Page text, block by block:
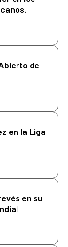
de
en la Liga
en su